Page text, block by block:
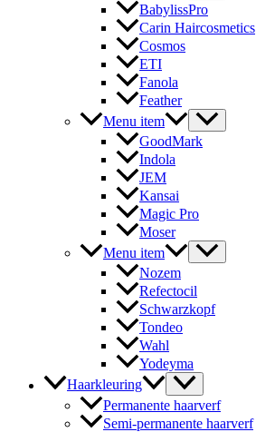
BabylissPro
Carin Haircosmetics
Cosmos
ETI
Fanola
Feather
Menu item
GoodMark
Indola
JEM
Kansai
Magic Pro
Moser
Menu item
Nozem
Refectocil
Schwarzkopf
Tondeo
Wahl
Yodeyma
Haarkleuring
Permanente haarverf
Semi-permanente haarverf